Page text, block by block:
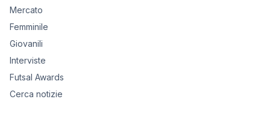
Mercato
Femminile
Giovanili
Interviste
Futsal Awards
Cerca notizie